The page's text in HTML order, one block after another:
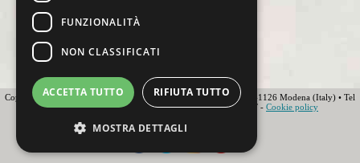
Copyright 2012 Ovunque Running s.r.l • Strada delle Fornaci 20 • 41126 Modena (Italy) • Tel
+39 059 219566 • T.O.U.R.S MEMBER • IATA • FIAVET - Cookie policy
FUNZIONALITÀ
NON CLASSIFICATI
ACCETTA TUTTO RIFIUTA TUTTO
MOSTRA DETTAGLI